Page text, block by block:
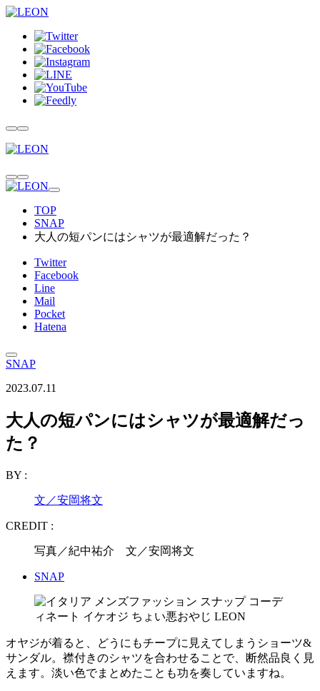
TOP
SNAP
大人の短パンにはシャツが最適解だった？
Twitter
Facebook
Line
Mail
Pocket
Hatena
SNAP
2023.07.11
大人の短パンにはシャツが最適解だっ
た？
BY :
文／安岡将文
CREDIT :
写真／紀中祐介 文／安岡将文
SNAP
オヤジが着ると、どうにもチープに見えてしまうショーツ&
サンダル。襟付きのシャツを合わせることで、断然品良く見
えます。淡い色でまとめたことも功を奏していますね。